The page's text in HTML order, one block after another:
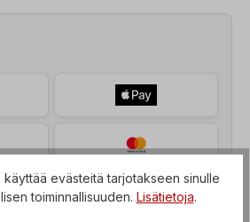
evästeitä tarjotakseen sinulle
toiminnallisuuden. Lisätietoja.